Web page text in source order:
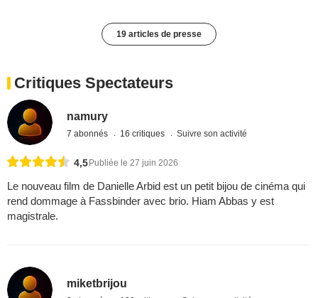
19 articles de presse
Critiques Spectateurs
namury
7 abonnés 16 critiques Suivre son activité
4,5 Publiée le 27 juin 2026
Le nouveau film de Danielle Arbid est un petit bijou de cinéma qui
rend dommage à Fassbinder avec brio. Hiam Abbas y est
magistrale.
miketbrijou